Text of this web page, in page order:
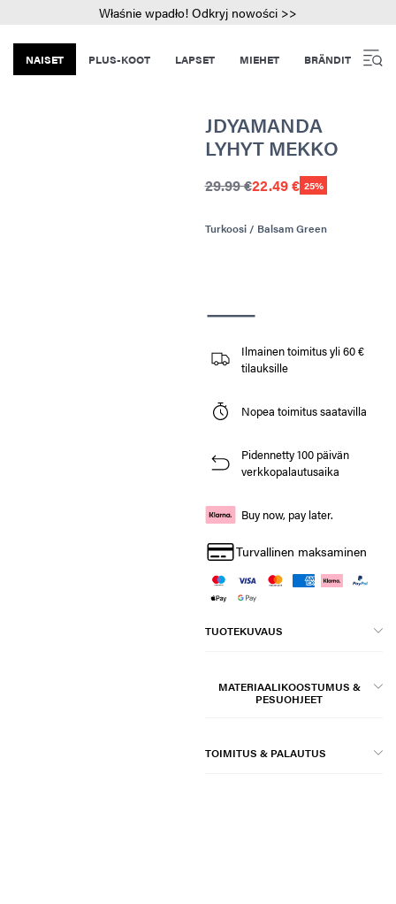
Właśnie wpadło! Odkryj nowości >>
NAISET PLUS-KOOT LAPSET MIEHET BRÄNDIT
JDYAMANDA
LYHYT MEKKO
29.99 €22.49 € 25%
Turkoosi / Balsam Green
Ilmainen toimitus yli 60 €
tilauksille
Nopea toimitus saatavilla
Pidennetty 100 päivän
verkkopalautusaika
Buy now, pay later.
Turvallinen maksaminen
TUOTEKUVAUS
MATERIAALIKOOSTUMUS &
PESUOHJEET
TOIMITUS & PALAUTUS